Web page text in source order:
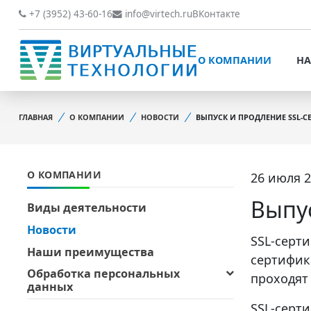
О КОМПАНИИ
ВИДЫ ДЕЯТЕЛЬНОСТИ
НОВОСТИ
НАШИ ПРЕИМУЩЕСТВА
ОФИЦИАЛЬНЫЕ
ДОКУМЕНТЫ
ОБРАТНАЯ СВЯЗЬ
ОТЗЫВЫ КЛИЕНТОВ
НАШИ РАБОТЫ
+7 (3952) 43-60-16 info@virtech.ruВКонтакте
О КОМПАНИИ
ОБРАБОТКА
ОФИЦИАЛЬНЫЕ
ОБРАТНАЯ СВЯЗЬ
ОТЗЫВЫ КЛИЕНТОВ
ГЛАВНАЯ О КОМПАНИИ НОВОСТИ ВЫПУСК И ПРОДЛЕНИЕ SSL-
26 июля
SSL-
О КОМПАНИИ
Виды деятельности
Новости
Наши преимущества
Обработка персональных
данных